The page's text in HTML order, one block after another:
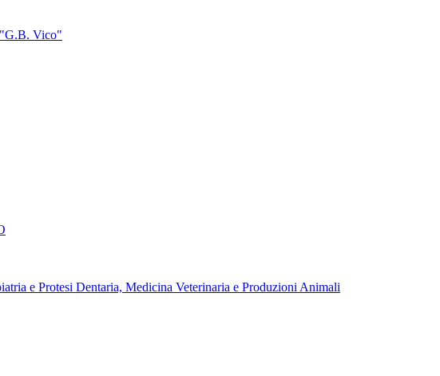
"G.B. Vico"
e Protesi Dentaria, Medicina Veterinaria e Produzioni Animali